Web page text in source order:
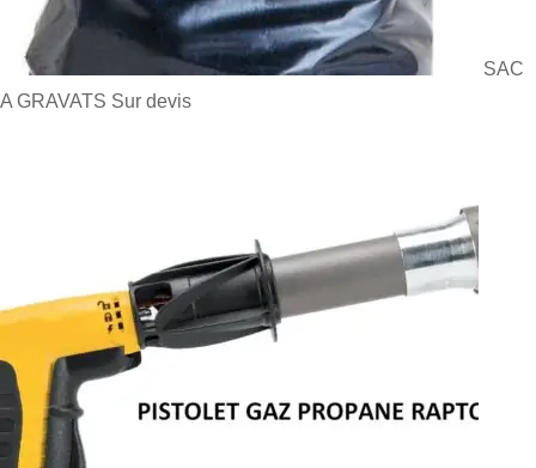
SAC
A GRAVATS Sur devis